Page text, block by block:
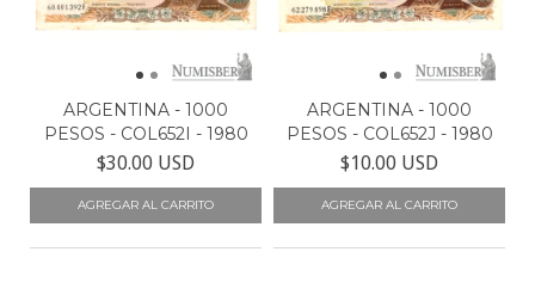
ARGENTINA - 1000
PESOS - COL652I - 1980
$30.00 USD
ARGENTINA - 1000
PESOS - COL652J - 1980
$10.00 USD